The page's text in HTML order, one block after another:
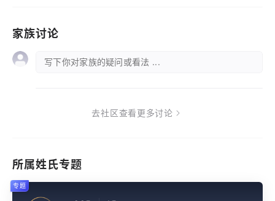
家族讨论
写下你对家族的疑问或看法 ...
去社区查看更多讨论
所属姓氏专题
专题